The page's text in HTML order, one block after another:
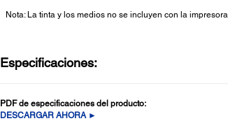
Nota: La tinta y los medios no se incluyen con la impresora.
Especificaciones:
PDF de especificaciones del producto:
DESCARGAR AHORA ►